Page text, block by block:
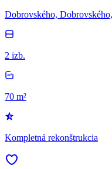
Dobrovského,
2 izb.
70 m²
Kompletná rekonštrukcia